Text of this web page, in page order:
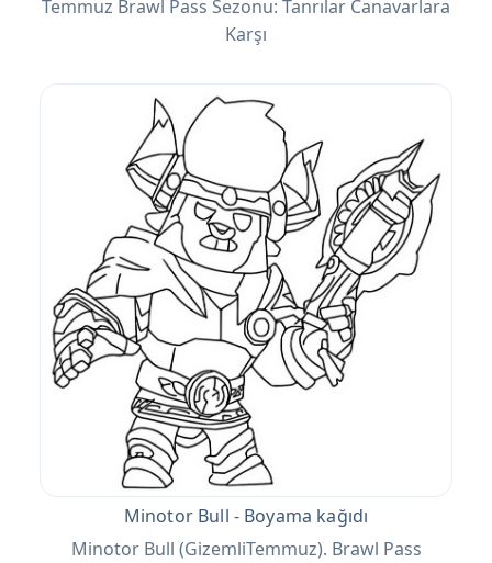
Temmuz Brawl Pass Sezonu: Tanrılar Canavarlara
Karşı
Minotor Bull - Boyama kağıdı
Minotor Bull (GizemliTemmuz). Brawl Pass